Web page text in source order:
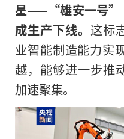
星——“雄安一号”
成生产下线。 这标
业智能制造能力
越，能够进一步推
加速聚集。